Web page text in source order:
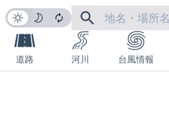
道路 河川 台風情報